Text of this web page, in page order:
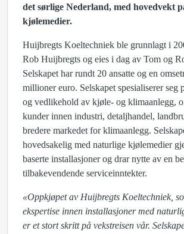
det sørlige Nederland, med hovedvekt
kjølemedier.
Huijbregts Koeltechniek ble grunnlagt i
Rob Huijbregts og eies i dag av Tom og
Selskapet har rundt 20 ansatte og en
millioner euro. Selskapet spesialiserer seg
og vedlikehold av kjøle- og klimaanlegg,
kunder innen industri, detaljhandel,
bredere markedet for klimaanlegg.
hovedsakelig med naturlige kjølemedier
baserte installasjoner og drar nytte av en
tilbakevendende serviceinntekter.
«Oppkjøpet av Huijbregts Koeltechniek,
ekspertise innen installasjoner med
er et stort skritt på vekstreisen vår.